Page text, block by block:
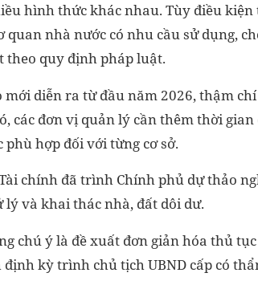
hình thức khác nhau. Tùy điều kiện
quan nhà nước có nhu cầu sử dụng,
theo quy định pháp luật.
diễn ra từ đầu năm 2026, thậm
các đơn vị quản lý cần thêm thời
hợp đối với từng cơ sở.
chính đã trình Chính phủ dự thảo
và khai thác nhà, đất dôi dư.
chú ý là đề xuất đơn giản hóa thủ
kỳ trình chủ tịch UBND cấp có